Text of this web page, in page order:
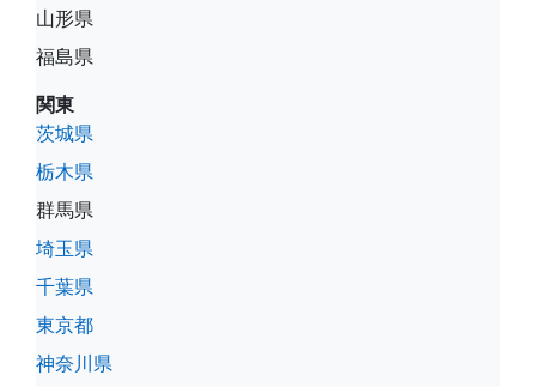
山形県
福島県
関東
茨城県
栃木県
群馬県
埼玉県
千葉県
東京都
神奈川県